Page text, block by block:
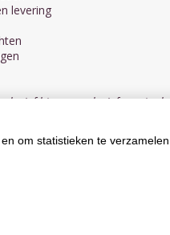
levering
btw en exclusief eventuele
om statistieken te verzamelen.